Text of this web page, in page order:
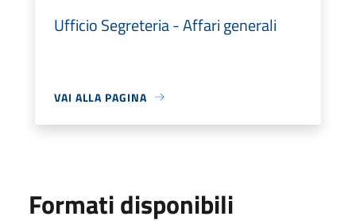
Ufficio Segreteria - Affari generali
VAI ALLA PAGINA
Formati disponibili